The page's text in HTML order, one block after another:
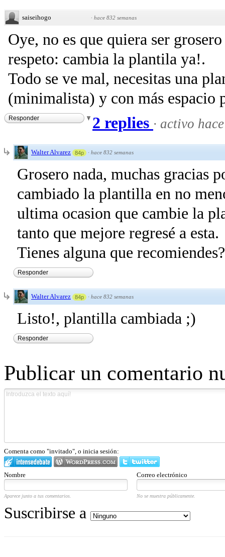
saiseihogo · hace 832 semanas
Oye, no es que quiera ser
respeto: cambia la plantila ya!.
Todo se ve mal, necesitas una
(minimalista) y con más espacio
Responder 2 replies · activo
Walter Alvarez 84p · hace 832 semanas
Grosero nada, muchas gracias
cambiado la plantilla en no
ultima ocasion que cambie la
tanto que mejore regresé a esta.
Tienes alguna que recomiendes?
Responder
Walter Alvarez 84p · hace 832 semanas
Listo!, plantilla cambiada ;)
Responder
Publicar un comentario
Comenta como "invitado", o inicia sesión:
Nombre Correo electrónico
Aparece junto a tus comentarios. No se muestra públicamente.
Suscribirse a